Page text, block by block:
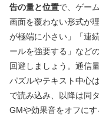
告の量と位置で、ゲー
画面を覆わない形式が
が極端に小さい」「連
ールを強要する」など
回避しましょう。通信
パズルやテキスト中心
で読み込み、以降は同
GMや効果音をオフにす